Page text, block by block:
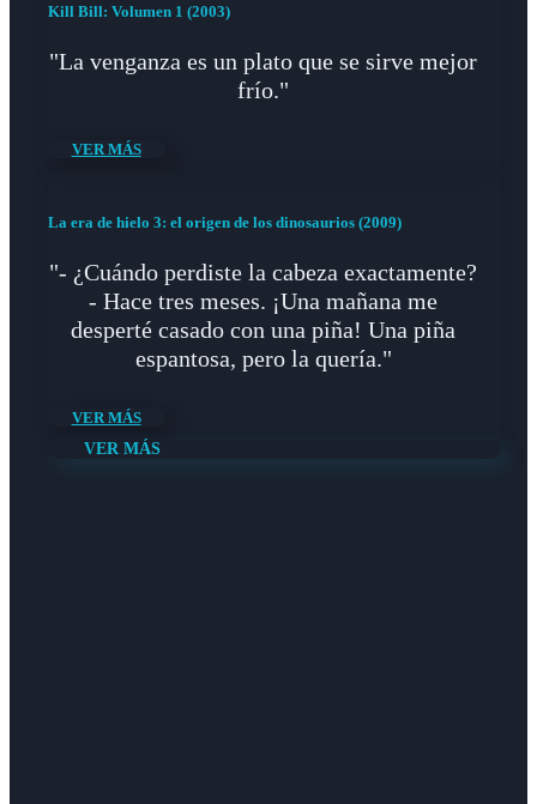
Kill Bill: Volumen 1 (2003)
"La venganza es un plato que se sirve mejor
frío."
VER MÁS
La era de hielo 3: el origen de los dinosaurios (2009)
"- ¿Cuándo perdiste la cabeza exactamente?
- Hace tres meses. ¡Una mañana me
desperté casado con una piña! Una piña
espantosa, pero la quería."
VER MÁS
VER MÁS